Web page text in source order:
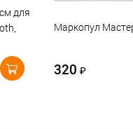
для
Маркопул
320 ₽